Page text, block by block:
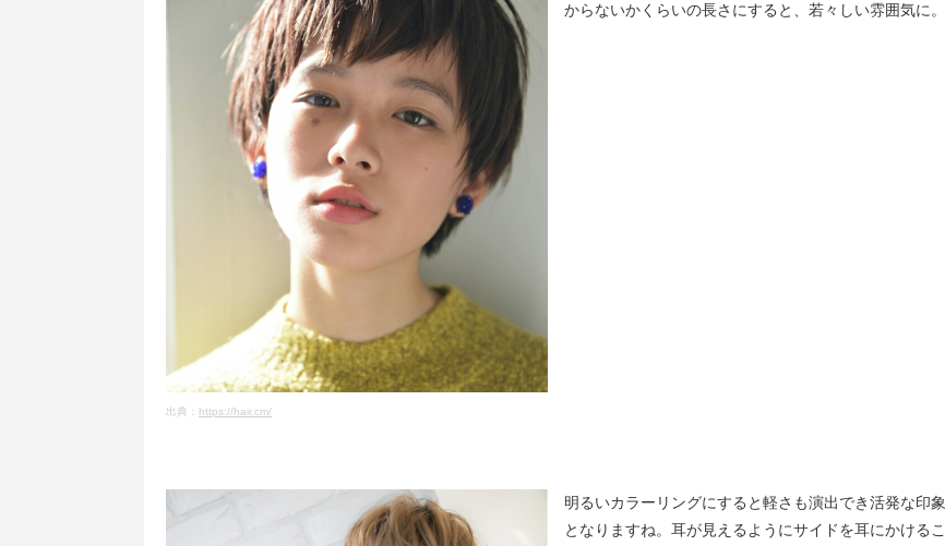
出典： https://hair.cm/
からないかくらいの長さにすると、若々しい雰囲気に。
明るいカラーリングにすると軽さも演出でき活発な印象
となりますね。耳が見えるようにサイドを耳にかけるこ